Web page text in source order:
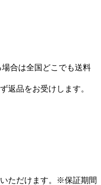
合は全国どこでも送料
返品をお受けします。
ただけます。※保証期間